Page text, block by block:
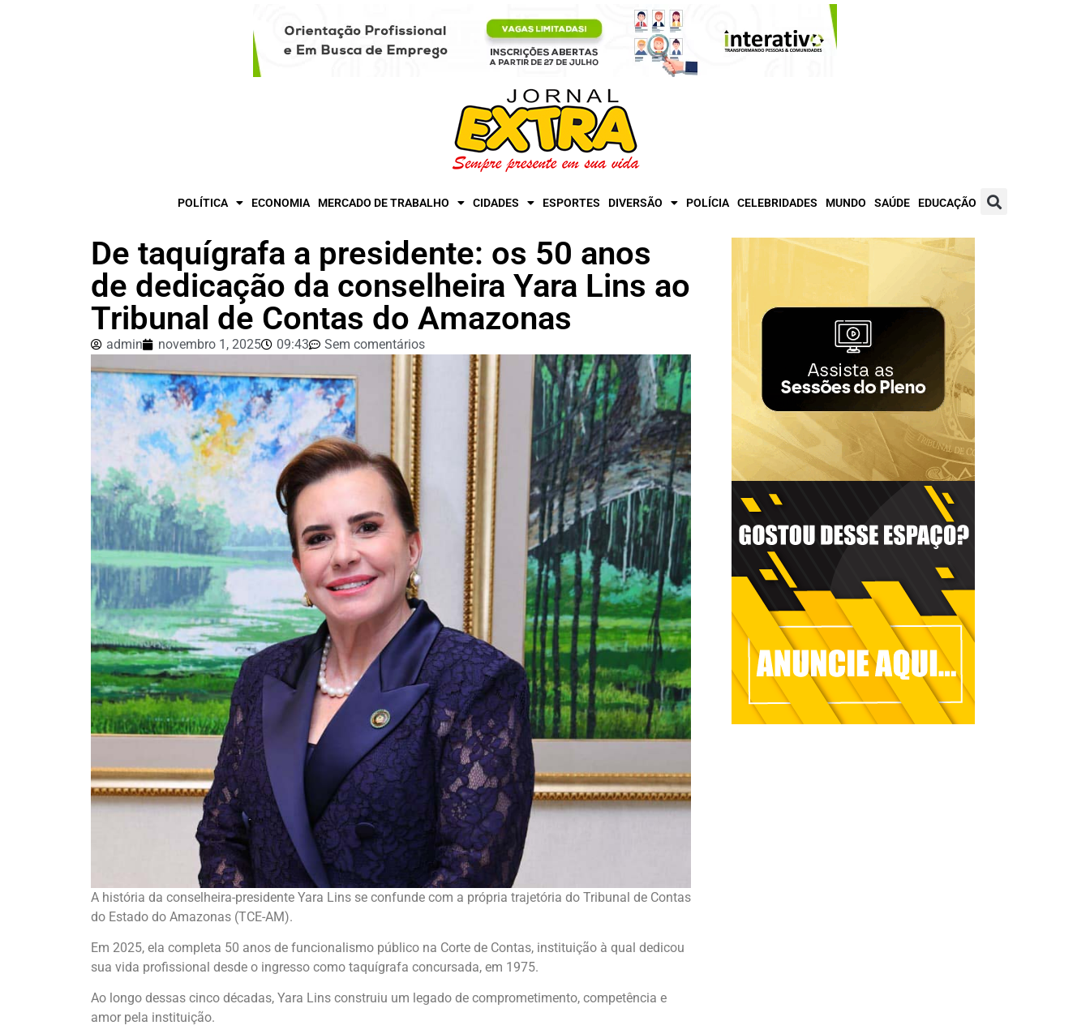
POLÍTICA ECONOMIA MERCADO DE TRABALHO CIDADES ESPORTES DIVERSÃO POLÍCIA CELEBRIDADES MUNDO SAÚDE EDUCAÇÃO
De taquígrafa a presidente: os 50 anos
de dedicação da conselheira Yara Lins ao
Tribunal de Contas do Amazonas
admin novembro 1, 2025 09:43 Sem comentários
A história da conselheira-presidente Yara Lins se confunde com a própria trajetória do Tribunal de Contas
do Estado do Amazonas (TCE-AM).
Em 2025, ela completa 50 anos de funcionalismo público na Corte de Contas, instituição à qual dedicou
sua vida profissional desde o ingresso como taquígrafa concursada, em 1975.
Ao longo dessas cinco décadas, Yara Lins construiu um legado de comprometimento, competência e
amor pela instituição.